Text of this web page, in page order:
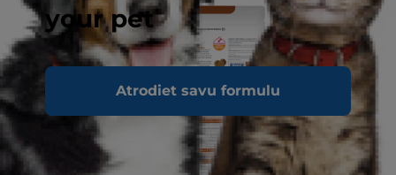
your pet
Atrodiet savu formulu